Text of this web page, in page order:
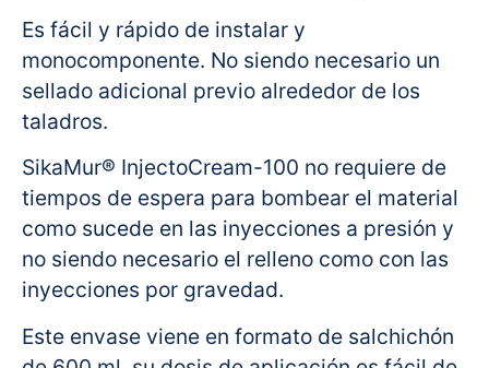
Es fácil y rápido de instalar y
monocomponente. No siendo necesario un
sellado adicional previo alrededor de los
taladros.
SikaMur® InjectoCream-100 no requiere de
tiempos de espera para bombear el material
como sucede en las inyecciones a presión y
no siendo necesario el relleno como con las
inyecciones por gravedad.
Este envase viene en formato de salchichón